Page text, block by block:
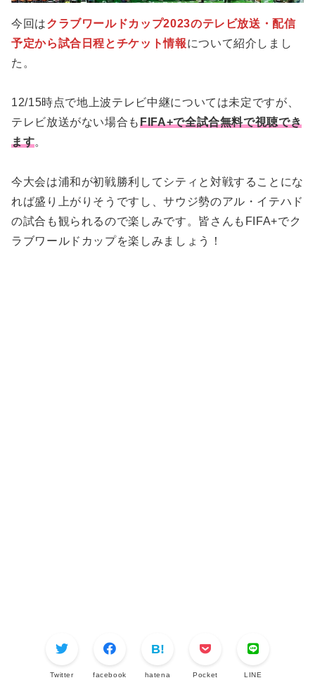
今回はクラブワールドカップ2023のテレビ放送・配信
予定から試合日程とチケット情報について紹介しまし
た。
12/15時点で地上波テレビ中継については未定ですが、
テレビ放送がない場合もFIFA+で全試合無料で視聴でき
ます。
今大会は浦和が初戦勝利してシティと対戦することにな
れば盛り上がりそうですし、サウジ勢のアル・イテハド
の試合も観られるので楽しみです。皆さんもFIFA+でク
ラブワールドカップを楽しみましょう！
Twitter facebook hatena Pocket LINE